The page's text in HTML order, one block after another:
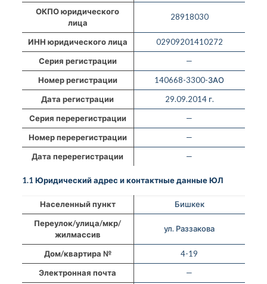
ОКПО юридического
лица
28918030
ИНН юридического лица
02909201410272
Серия регистрации
—
Номер регистрации
140668-3300-ЗАО
Дата регистрации
29.09.2014 г.
Серия перерегистрации
—
Номер перерегистрации
—
Дата перерегистрации
—
1.1 Юридический адрес и контактные данные ЮЛ
Населенный пункт
Бишкек
Переулок/улица/мкр/
жилмассив
ул. Раззакова
Дом/квартира №
4-19
Электронная почта
—